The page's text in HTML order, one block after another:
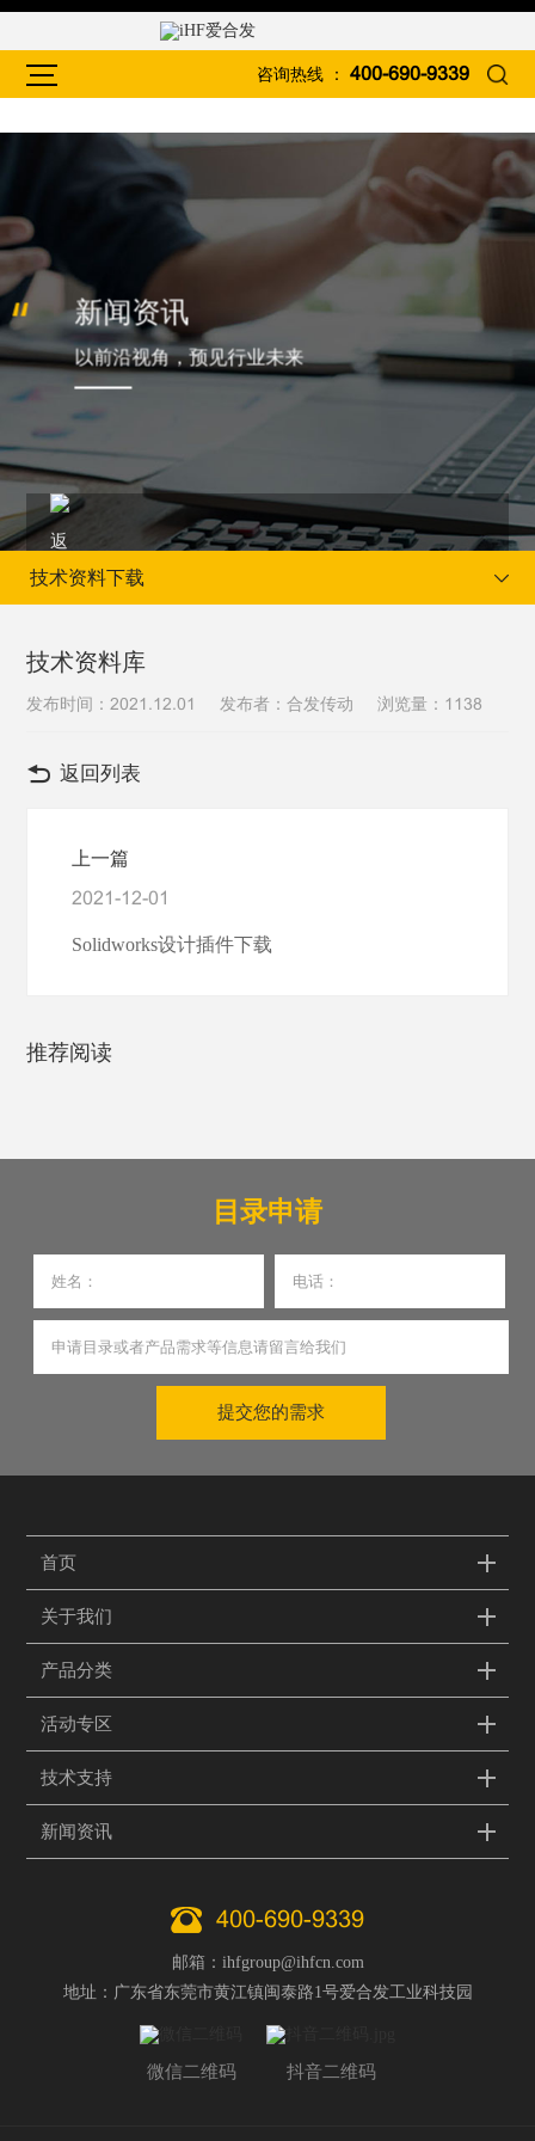
咨询热线 ： 400-690-9339
新闻资讯
以前沿视角，预见行业未来
当前位置：首页 客户服务 技术资料下载
技术资料下载
技术资料库
发布时间：2021.12.01 发布者：合发传动 浏览量： 1138
返回列表
上一篇
2021-12-01
Solidworks设计插件下载
推荐阅读
目录申请
提交您的需求
首页
关于我们
产品分类
活动专区
技术支持
新闻资讯
400-690-9339
邮箱：ihfgroup@ihfcn.com
地址：广东省东莞市黄江镇闽泰路1号爱合发工业科技园
微信二维码 抖音二维码